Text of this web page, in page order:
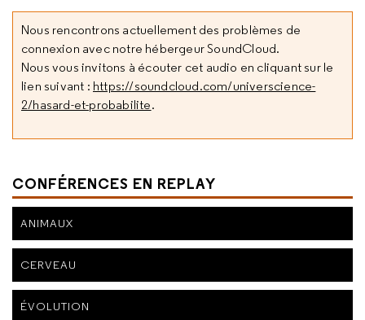
Nous rencontrons actuellement des problèmes de
connexion avec notre hébergeur SoundCloud.
Nous vous invitons à écouter cet audio en cliquant sur le
lien suivant : https://soundcloud.com/universcience-
2/hasard-et-probabilite.
CONFÉRENCES EN REPLAY
ANIMAUX
CERVEAU
ÉVOLUTION